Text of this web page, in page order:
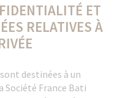
ET
RELATIVES À
destinées à un
Société France Bati